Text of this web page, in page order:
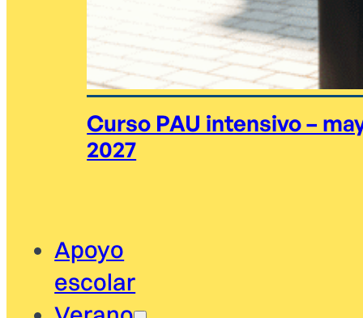
Curso PAU intensivo –
2027
Apoyo
escolar